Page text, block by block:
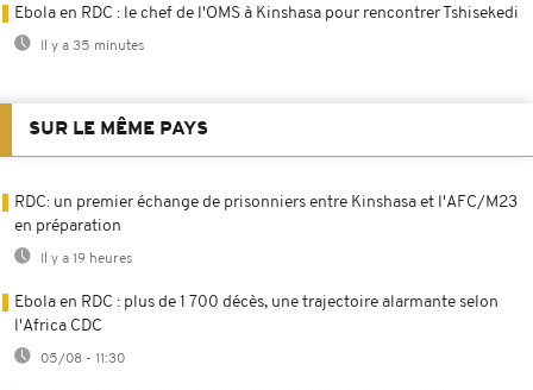
Ebola en RDC : le chef de l'OMS à Kinshasa pour rencontrer Tshisekedi
Il y a 35 minutes
SUR LE MÊME PAYS
RDC: un premier échange de prisonniers entre Kinshasa et l'AFC/M23
en préparation
Il y a 19 heures
Ebola en RDC : plus de 1 700 décès, une trajectoire alarmante selon
l'Africa CDC
05/08 - 11:30